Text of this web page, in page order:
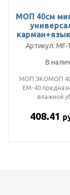
МОП 40см
1/50
Артикул: MF-
В
МОП ЭКОМОП 40
EM-40
влажной
имеется
408.41